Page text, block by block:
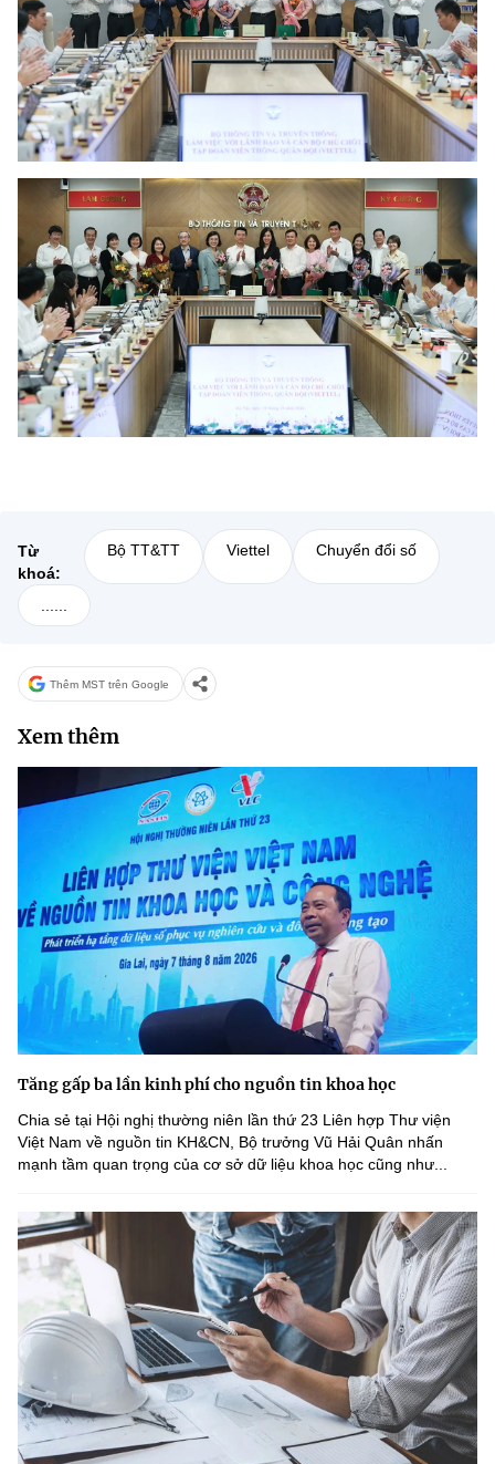
Từ
khoá:
Bộ TT&TT Viettel Chuyển đổi số
Thêm MST trên Google
Xem thêm
Tăng gấp ba lần kinh phí cho nguồn tin khoa học
Chia sẻ tại Hội nghị thường niên lần thứ 23 Liên hợp Thư viện
Việt Nam về nguồn tin KH&CN, Bộ trưởng Vũ Hải Quân nhấn
mạnh tầm quan trọng của cơ sở dữ liệu khoa học cũng như...